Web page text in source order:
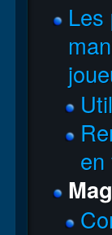
Les
en